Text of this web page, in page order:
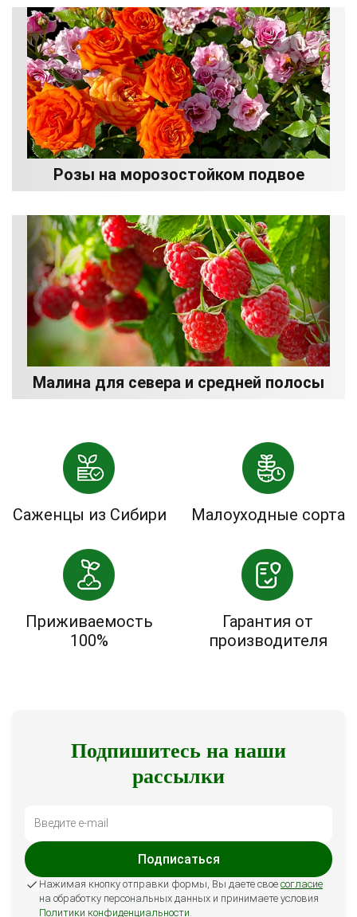
Розы на морозостойком подвое
Малина для севера и средней полосы
Саженцы из Сибири Малоуходные сорта
Приживаемость
100%
Гарантия от
производителя
Подпишитесь на наши
рассылки
Подписаться
Нажимая кнопку отправки формы, Вы даете свое согласие
на обработку персональных данных и принимаете условия
Политики конфиденциальности.